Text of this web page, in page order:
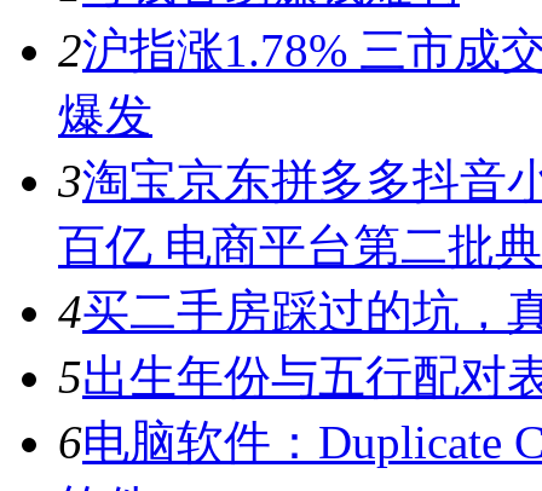
2沪指涨1.78% 三市成
爆发
3淘宝京东拼多多抖音
百亿 电商平台第二批
4买二手房踩过的坑，
5出生年份与五行配对
6电脑软件：Duplicate